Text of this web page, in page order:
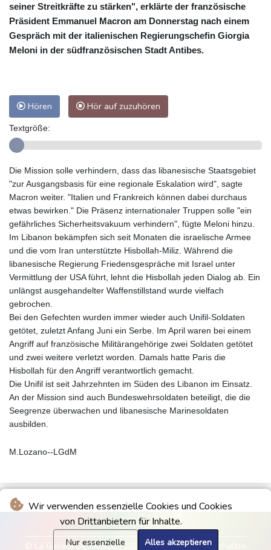
Wir verwenden essenzielle Cookies und Cookies
von Drittanbietern für Inhalte.
Nur essenzielle Alles akzeptieren
seiner Streitkräfte zu stärken", erklärte der französische
Präsident Emmanuel Macron am Donnerstag nach einem
Gespräch mit der italienischen Regierungschefin Giorgia
Meloni in der südfranzösischen Stadt Antibes.
Hören Hör auf zuzuhören
Textgröße:
Die Mission solle verhindern, dass das libanesische Staatsgebiet
"zur Ausgangsbasis für eine regionale Eskalation wird", sagte
Macron weiter. "Italien und Frankreich können dabei durchaus
etwas bewirken." Die Präsenz internationaler Truppen solle "ein
gefährliches Sicherheitsvakuum verhindern", fügte Meloni hinzu.
Im Libanon bekämpfen sich seit Monaten die israelische Armee
und die vom Iran unterstützte Hisbollah-Miliz. Während die
libanesische Regierung Friedensgespräche mit Israel unter
Vermittlung der USA führt, lehnt die Hisbollah jeden Dialog ab. Ein
unlängst ausgehandelter Waffenstillstand wurde vielfach
gebrochen.
Bei den Gefechten wurden immer wieder auch Unifil-Soldaten
getötet, zuletzt Anfang Juni ein Serbe. Im April waren bei einem
Angriff auf französische Militärangehörige zwei Soldaten getötet
und zwei weitere verletzt worden. Damals hatte Paris die
Hisbollah für den Angriff verantwortlich gemacht.
Die Unifil ist seit Jahrzehnten im Süden des Libanon im Einsatz.
An der Mission sind auch Bundeswehrsoldaten beteiligt, die die
Seegrenze überwachen und libanesische Marinesoldaten
ausbilden.
M.Lozano--LGdM
© La Gaceta De Mexico - 2026 - Alle Rechte vorbehalten